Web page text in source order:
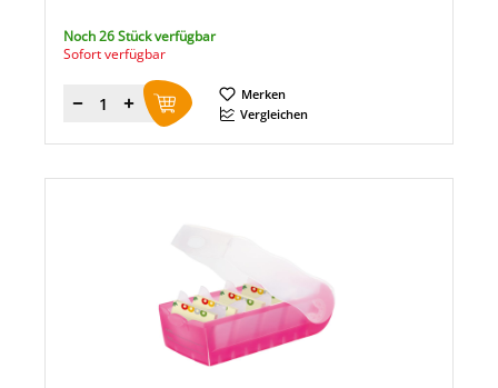
Noch 26 Stück verfügbar
Sofort verfügbar
Menge
Merken
Vergleichen